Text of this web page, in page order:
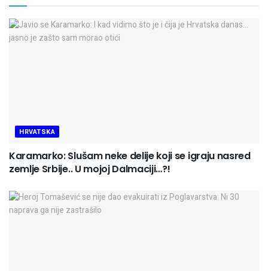
HRVATSKA
Karamarko: Slušam neke delije koji se igraju nasred
zemlje Srbije.. U mojoj Dalmaciji…?!